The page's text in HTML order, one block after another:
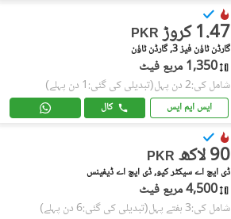
PKR 1.47 کروڑ
گارڈن ٹاؤن فیز 3, گارڈن ٹاؤن
1,350 مربع فیٹ
شامل کی:2 دن پہل (تبدیلی کی گئی:1 دن پہلے)
ایس ایم ایس کال
PKR 90 لاکھ
ڈی ایچ اے سیکٹر کیو, ڈی ایچ اے ڈیفینس
4,500 مربع فیٹ
شامل کی:3 ہفتے پہل (تبدیلی کی گئی:6 دن پہلے)